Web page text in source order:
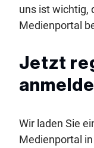
uns ist wichtig,
Medienportal
Jetzt
Wir laden Sie
Medienportal